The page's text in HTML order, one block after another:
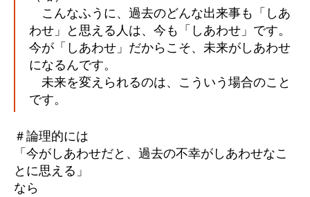
こんなふうに、過去のどんな出来事も「しあ
わせ」と思える人は、今も「しあわせ」です。
今が「しあわせ」だからこそ、未来がしあわせ
になるんです。
未来を変えられるのは、こういう場合のこと
です。
＃論理的には
「今がしあわせだと、過去の不幸がしあわせなこ
とに思える」
なら